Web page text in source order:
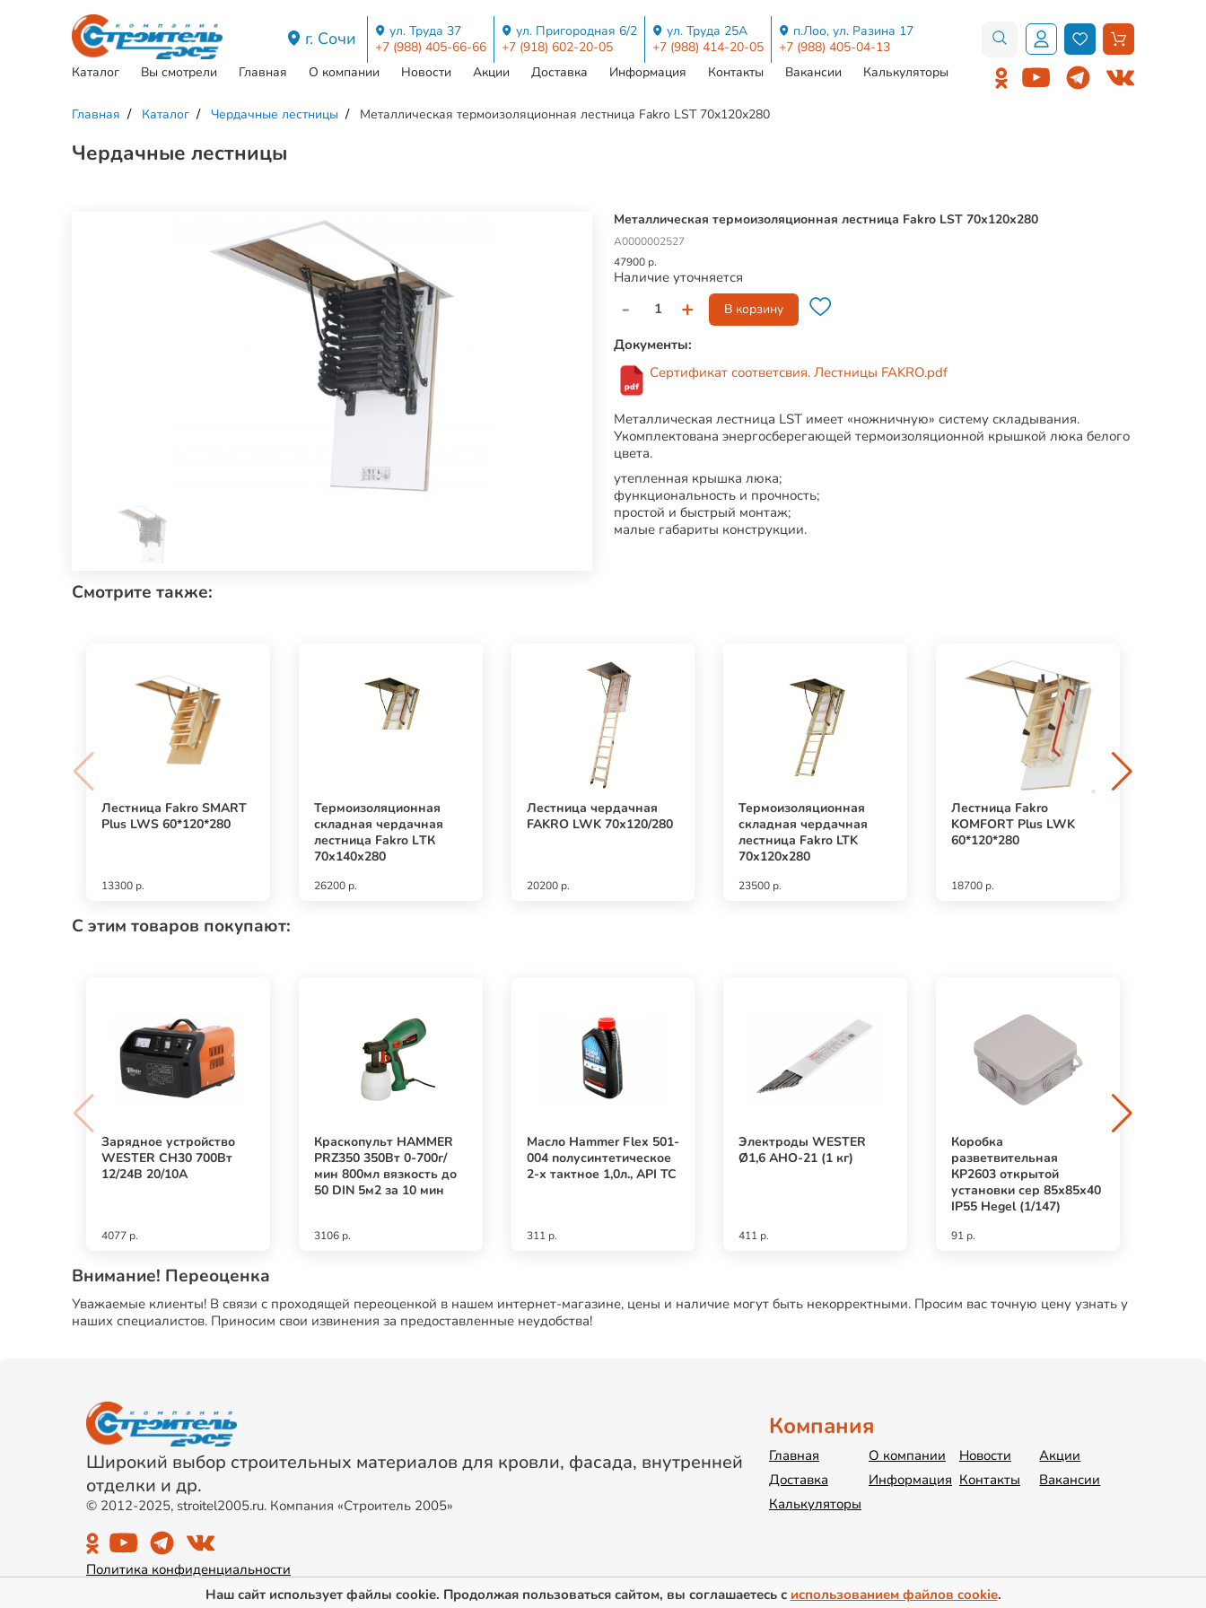
г. Сочи
ул. Труда 37
+7 (988) 405-66-66
ул. Пригородная 6/2
+7 (918) 602-20-05
ул. Труда 25А
+7 (988) 414-20-05
п.Лоо, ул. Разина 17
+7 (988) 405-04-13
Каталог
Вы смотрели Главная О компании Новости Акции Доставка Информация Контакты Вакансии Калькуляторы
Главная Каталог Чердачные лестницы Металлическая термоизоляционная лестница Fakro LST 70х120х280
Чердачные лестницы
Металлическая термоизоляционная лестница Fakro LST 70х120х280
А0000002527
47900 р.
Наличие уточняется
- + В корзину
Документы:
Сертификат соответсвия. Лестницы FAKRO.pdf
Металлическая лестница LST имеет «ножничную» систему складывания.
Укомплектована энергосберегающей термоизоляционной крышкой люка белого
цвета.
утепленная крышка люка;
функциональность и прочность;
простой и быстрый монтаж;
малые габариты конструкции.
Смотрите также:
Лестница Fakro SMART
Plus LWS 60*120*280
13300 р.
Термоизоляционная
складная чердачная
лестница Fakro LТК
70х140х280
26200 р.
Лестница чердачная
FAKRO LWK 70х120/280
20200 р.
Термоизоляционная
складная чердачная
лестница Fakro LTK
70x120x280
23500 р.
Лестница Fakro
KOMFORT Plus LWK
60*120*280
18700 р.
С этим товаров покупают:
Зарядное устройство
WESTER CH30 700Вт
12/24В 20/10А
4077 р.
Краскопульт HAMMER
PRZ350 350Вт 0-700г/
мин 800мл вязкость до
50 DIN 5м2 за 10 мин
3106 р.
Масло Hammer Flex 501-
004 полусинтетическое
2-х тактное 1,0л., API TC
311 р.
Электроды WESTER
Ø1,6 АНО-21 (1 кг)
411 р.
Коробка
разветвительная
КР2603 открытой
установки сер 85х85х40
IP55 Hegel (1/147)
91 р.
Внимание! Переоценка
Уважаемые клиенты! В связи с проходящей переоценкой в нашем интернет-магазине, цены и наличие могут быть некорректными. Просим вас точную цену узнать у
наших специалистов. Приносим свои извинения за предоставленные неудобства!
Широкий выбор строительных материалов для кровли, фасада, внутренней
отделки и др.
© 2012-2025, stroitel2005.ru. Компания «Строитель 2005»
Политика конфиденциальности
Компания
Главная О компании Новости
Акции
Доставка
Информация Контакты
Вакансии
Калькуляторы
Наш сайт использует файлы cookie. Продолжая пользоваться сайтом, вы соглашаетесь с использованием файлов cookie.